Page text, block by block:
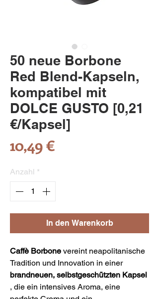
50 neue Borbone
Red Blend-Kapseln,
kompatibel mit
DOLCE GUSTO [0,21
€/Kapsel]
10,49 €
Anzahl *
In den Warenkorb
Caffè Borbone vereint neapolitanische
Tradition und Innovation in einer
brandneuen, selbstgeschützten Kapsel
, die ein intensives Aroma, eine